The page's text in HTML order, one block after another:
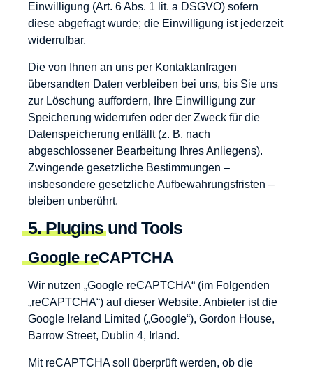
Einwilligung (Art. 6 Abs. 1 lit. a DSGVO) sofern
diese abgefragt wurde; die Einwilligung ist jederzeit
widerrufbar.
Die von Ihnen an uns per Kontaktanfragen
übersandten Daten verbleiben bei uns, bis Sie uns
zur Löschung auffordern, Ihre Einwilligung zur
Speicherung widerrufen oder der Zweck für die
Datenspeicherung entfällt (z. B. nach
abgeschlossener Bearbeitung Ihres Anliegens).
Zwingende gesetzliche Bestimmungen –
insbesondere gesetzliche Aufbewahrungsfristen –
bleiben unberührt.
5. Plugins und Tools
Google reCAPTCHA
Wir nutzen „Google reCAPTCHA“ (im Folgenden
„reCAPTCHA“) auf dieser Website. Anbieter ist die
Google Ireland Limited („Google“), Gordon House,
Barrow Street, Dublin 4, Irland.
Mit reCAPTCHA soll überprüft werden, ob die